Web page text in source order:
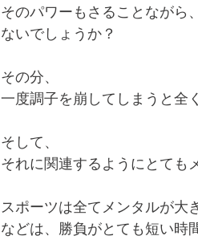
そのパワーもさることながら
ないでしょうか？
その分、
一度調子を崩してしまうと全
そして、
それに関連するようにとても
スポーツは全てメンタルが大
などは、勝負がとても短い時